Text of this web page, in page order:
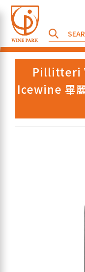
Pillitteri
Icewine 畢